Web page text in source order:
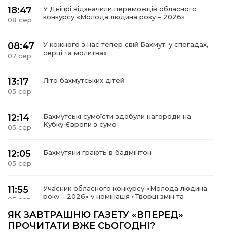
18:47
08 сер
У Дніпрі відзначили переможців обласного
конкурсу «Молода людина року – 2026»
08:47
07 сер
У кожного з нас тепер свій Бахмут: у спогадах,
серці та молитвах
13:17
05 сер
Літо бахмутських дітей
12:14
05 сер
Бахмутські сумоїсти здобули нагороди на
Кубку Європи з сумо
12:05
05 сер
Бахмутяни грають в бадмінтон
11:55
05 сер
Учасник обласного конкурсу «Молода людина
року – 2026» у номінація «Творці змін та
15:18
Мобільні клініки надали медичну допомогу 4
ЯК ЗАВТРАШНЮ ГАЗЕТУ «ВПЕРЕД»
ПРОЧИТАТИ ВЖЕ СЬОГОДНІ?